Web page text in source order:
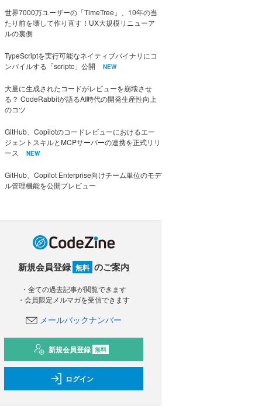
世界7000万ユーザーの「TimeTree」、10年の当
たり前を壊して作り直す！UX大規模リニューア
ルの裏側
TypeScriptを実行可能なネイティブバイナリにコ
ンパイルする「scriptc」公開
NEW
大量に生成されたコードがレビューを崩壊させ
る？ CodeRabbitが語るAI時代の開発生産性向上
のコツ
GitHub、Copilotのコードレビューにおけるエー
ジェントスキルとMCPサーバーの連携を正式リリ
ース
NEW
GitHub、Copilot Enterprise向けチーム単位のモデ
ル管理機能を公開プレビュー
新規会員登録 無料 のご案内
・全ての過去記事が閲覧できます
・会員限定メルマガを受信できます
メールバックナンバー
新規会員登録 無料
ログイン